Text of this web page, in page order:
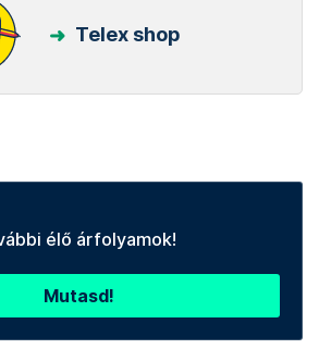
Telex shop
élő árfolyamok!
Mutasd!